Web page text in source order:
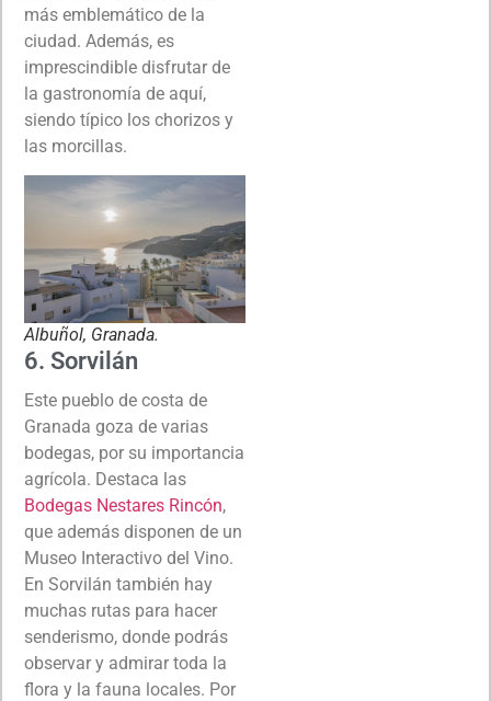
más emblemático de la
ciudad. Además, es
imprescindible disfrutar de
la gastronomía de aquí,
siendo típico los chorizos y
las morcillas.
Albuñol, Granada.
6. Sorvilán
Este pueblo de costa de
Granada goza de varias
bodegas, por su importancia
agrícola. Destaca las
Bodegas Nestares Rincón,
que además disponen de un
Museo Interactivo del Vino.
En Sorvilán también hay
muchas rutas para hacer
senderismo, donde podrás
observar y admirar toda la
flora y la fauna locales. Por